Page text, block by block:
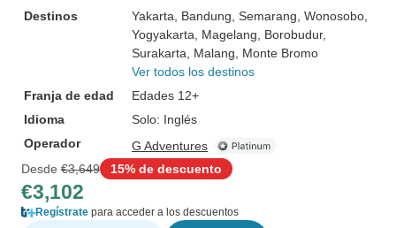
Destinos
Yakarta , Bandung , Semarang , Wonosobo
Yogyakarta , Magelang , Borobudur,
Surakarta , Malang , Monte Bromo
Ver todos los destinos
Franja de edad
Edades 12+
Idioma
Solo: Inglés
Operador
G Adventures
Desde €3,649 15% de descuento
€3,102
Regístrate para acceder a los descuentos